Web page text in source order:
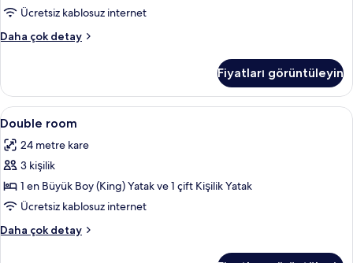
Ücretsiz kablosuz internet
Daha çok detay
Oda
detay
Fiyatları görüntüleyin
Double
room
için
tüm
fotoğrafları
görün
Minibar, odada kasa, masa, ütü/ütü
4
Double room
24 metre kare
3 kişilik
1 en Büyük Boy (King) Yatak ve 1 çift Kişilik Yatak
Ücretsiz kablosuz internet
Daha çok detay
Double